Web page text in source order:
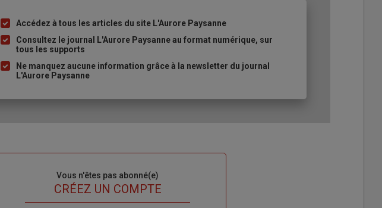
Liste
à
puce
Accédez à tous les articles du site L'Aurore Paysanne
Consultez le journal L'Aurore Paysanne au format numérique, sur
tous les supports
Ne manquez aucune information grâce à la newsletter du journal
L'Aurore Paysanne
Vous n'êtes pas abonné(e)
TITRECRÉEZ UN COMPTE